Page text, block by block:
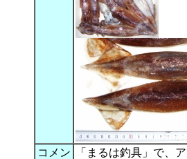
コメン
「まるは釣具」で、